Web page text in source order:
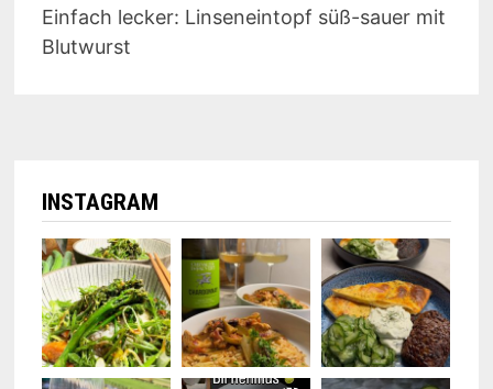
Einfach lecker: Linseneintopf süß-sauer mit
Blutwurst
INSTAGRAM